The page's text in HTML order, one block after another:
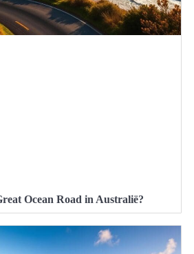
Ocean Road in Australië?